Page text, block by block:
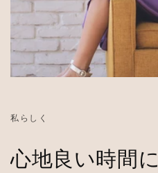
私らしく
心地良い時間に